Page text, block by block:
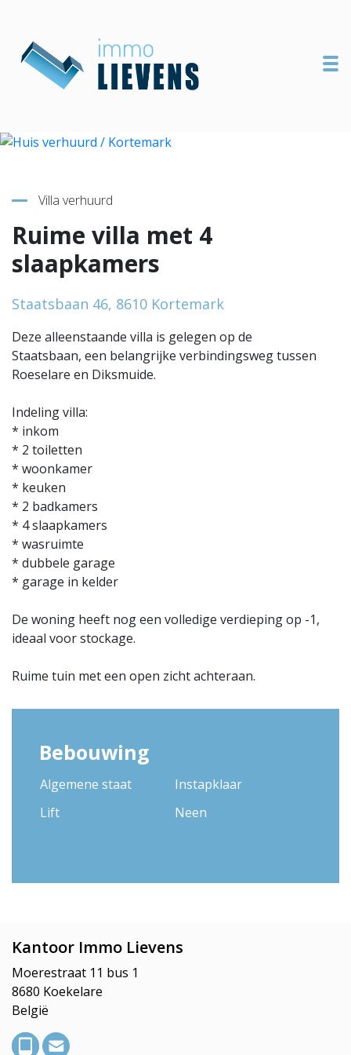
Terug naar overzicht
Villa verhuurd
Ruime villa met 4
slaapkamers
Staatsbaan 46, 8610 Kortemark
Deze alleenstaande villa is gelegen op de
Staatsbaan, een belangrijke verbindingsweg tussen
Roeselare en Diksmuide.
Indeling villa:
* inkom
* 2 toiletten
* woonkamer
* keuken
* 2 badkamers
* 4 slaapkamers
* wasruimte
* dubbele garage
* garage in kelder
De woning heeft nog een volledige verdieping op -1,
ideaal voor stockage.
Ruime tuin met een open zicht achteraan.
Bebouwing
Algemene staat
Instapklaar
Lift
Neen
Kantoor Immo Lievens
Moerestraat 11 bus 1
8680 Koekelare
België